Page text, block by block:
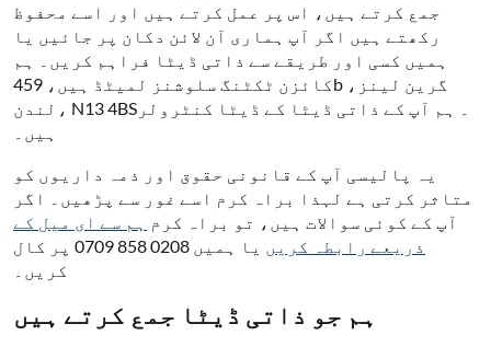
جمع کرتے ہیں، اس پر عمل کرتے ہیں اور اسے محفوظ
رکھتے ہیں اگر آپ ہماری آن لائن دکان پر جائیں یا
ہمیں کسی اور طریقے سے ذاتی ڈیٹا فراہم کریں۔ ہم
کائزن ٹکٹنگ سلوشنز لمیٹڈ ہیں، 459b گرین لینز،
لندن، N13 4BS۔ ہم آپ کے ذاتی ڈیٹا کے ڈیٹا کنٹرولر
ہیں۔
یہ پالیسی آپ کے قانونی حقوق اور ذمہ داریوں کو
متاثر کرتی ہے لہذا براہ کرم اسے غور سے پڑھیں۔ اگر
آپ کے کوئی سوالات ہیں، تو براہ کرم ہم سے ای میل کے
ذریعے رابطہ کریں
یا ہمیں 0208 858 0709 پر کال
کریں۔
ہم جو ذاتی ڈیٹا جمع کرتے ہیں